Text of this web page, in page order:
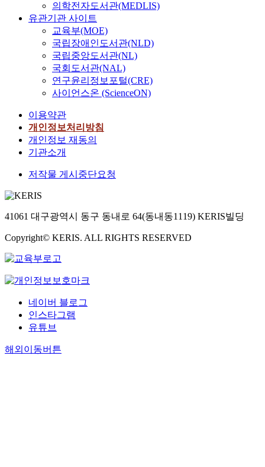
의학전자도서관(MEDLIS)
유관기관 사이트
교육부(MOE)
국립장애인도서관(NLD)
국립중앙도서관(NL)
국회도서관(NAL)
연구윤리정보포털(CRE)
사이언스온 (ScienceON)
이용약관
개인정보처리방침
개인정보 재동의
기관소개
저작물 게시중단요청
41061 대구광역시 동구 동내로 64(동내동1119) KERIS빌딩
Copyright© KERIS. ALL RIGHTS RESERVED
네이버 블로그
인스타그램
유튜브
해외이동버튼